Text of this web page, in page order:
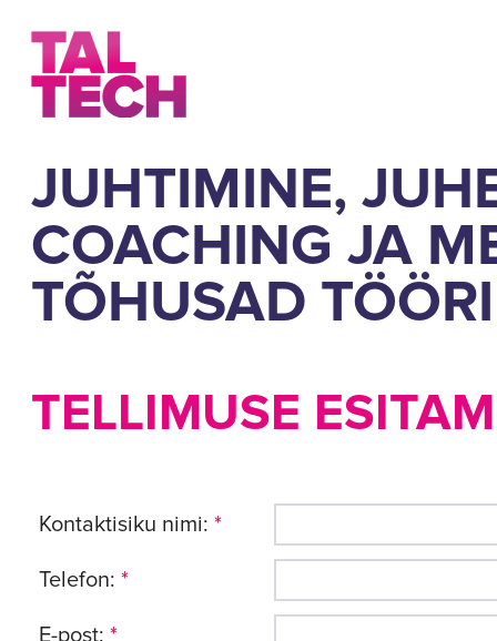
JUHTIMINE,
COACHING JA
TÕHUSAD
TELLIMUSE
Kontaktisiku nimi: *
Telefon: *
E-post: *